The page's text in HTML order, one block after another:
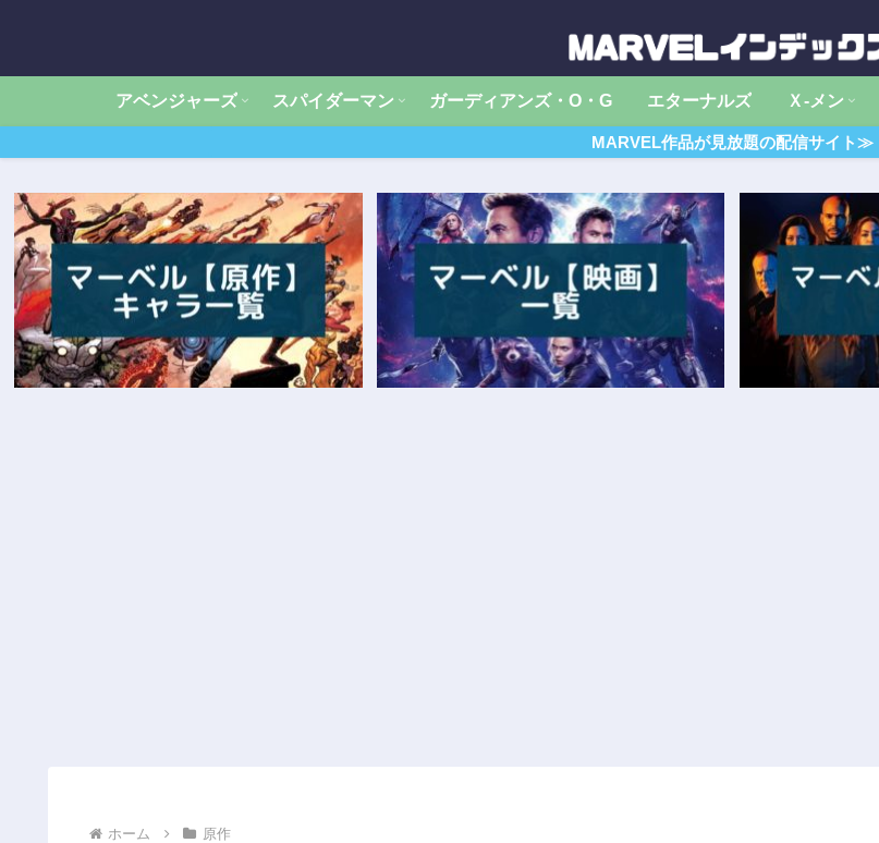
アベンジャーズ スパイダーマン ガーディアンズ・O・G エターナルズ Ｘ‐メン
MARVEL作品が見放題の配信サイト≫
ホーム 原作